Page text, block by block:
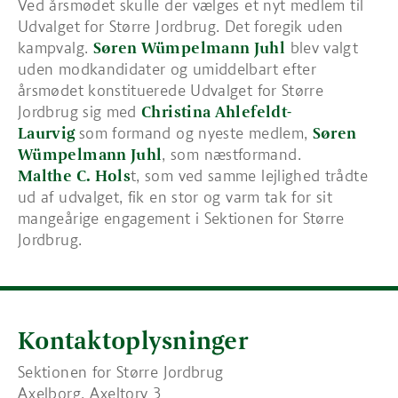
Ved årsmødet skulle der vælges et nyt medlem til
Udvalget for Større Jordbrug. Det foregik uden
kampvalg. Søren Wümpelmann Juhl blev valgt
uden modkandidater og umiddelbart efter
årsmødet konstituerede Udvalget for Større
Jordbrug sig medChristina Ahlefeldt-
Laurvigsom formand og nyeste medlem, Søren
Wümpelmann Juhl, som næstformand.
Malthe C. Holst, som ved samme lejlighed trådte
ud af udvalget, fik en stor og varm tak for sit
mangeårige engagement i Sektionen for Større
Jordbrug.
Kontaktoplysninger
Sektionen for Større Jordbrug
Axelborg, Axeltorv 3